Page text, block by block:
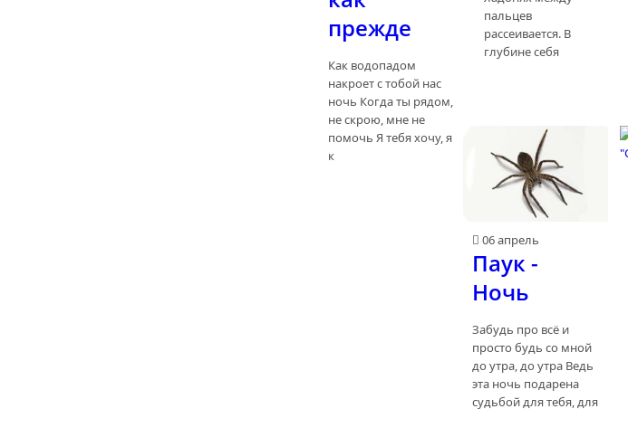
прежде
Как водопадом
накроет с тобой нас
ночь Когда ты рядом,
не скрою, мне не
помочь Я тебя хочу, я
к
пальцев
рассеивается. В
глубине себя
06 апрель
Паук -
Ночь
Забудь про всё и
просто будь со мной
до утра, до утра Ведь
эта ночь подарена
судьбой для тебя, для